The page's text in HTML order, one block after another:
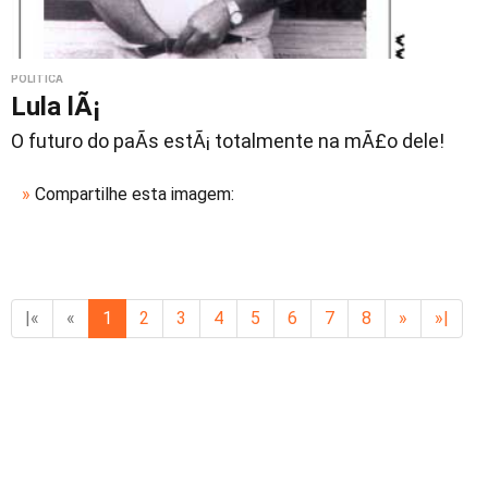
POLÍTICA
Lula lÃ¡
O futuro do paÃ­s estÃ¡ totalmente na mÃ£o dele!
» Compartilhe esta imagem:
|« « 1 2 3 4 5 6 7 8 » »|